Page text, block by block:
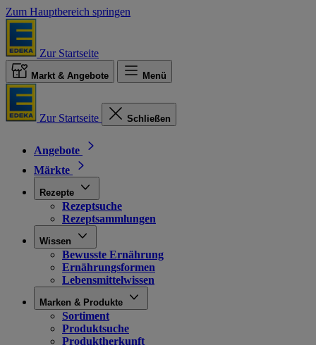
Zum Hauptbereich springen
Zur Startseite
Markt & Angebote Menü
Zur Startseite Schließen
Angebote
Märkte
Rezepte
Rezeptsuche
Rezeptsammlungen
Wissen
Bewusste Ernährung
Ernährungsformen
Lebensmittelwissen
Marken & Produkte
Sortiment
Produktsuche
Produktherkunft